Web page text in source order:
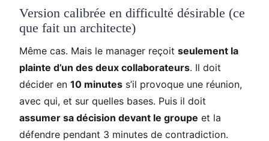
Version calibrée en difficulté désirable (ce
que fait un architecte)
Même cas. Mais le manager reçoit seulement la
plainte d’un des deux collaborateurs. Il doit
décider en 10 minutes s’il provoque une réunion,
avec qui, et sur quelles bases. Puis il doit
assumer sa décision devant le groupe et la
défendre pendant 3 minutes de contradiction.